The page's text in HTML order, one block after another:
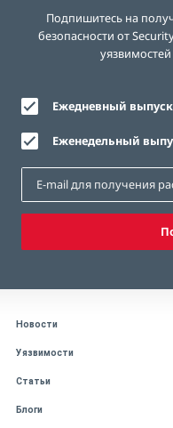
Подпишитесь на
безопасности от
Ежедневный
Еженедельный
Новости
Уязвимости
Статьи
Блоги